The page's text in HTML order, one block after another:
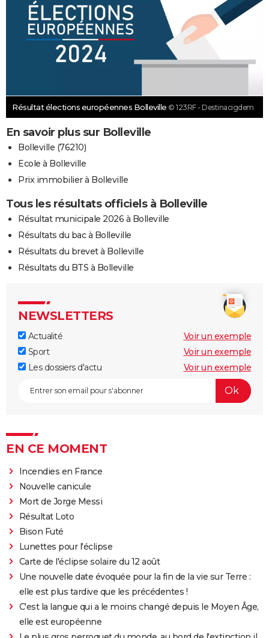
Résultat élections européennes Bolleville © 123RF - Destinacigdem
En savoir plus sur Bolleville
Bolleville (76210)
Ecole à Bolleville
Prix immobilier à Bolleville
Tous les résultats officiels à Bolleville
Résultat municipale 2026 à Bolleville
Résultats du bac à Bolleville
Résultats du brevet à Bolleville
Résultats du BTS à Bolleville
NEWSLETTERS
Actualité
Voir un exemple
Sport
Voir un exemple
Les dossiers d'actu
Voir un exemple
EN CE MOMENT
Incendies en France
Nouvelle canicule
Mort de Jorge Messi
Résultat Loto
Bison Futé
Lunettes pour l'éclipse
Carte de l'éclipse solaire du 12 août
Une nouvelle date évoquée pour la fin de la vie sur Terre :
elle est plus tardive que les précédentes !
C'est la langue qui a le moins changé depuis le Moyen Âge,
elle est européenne